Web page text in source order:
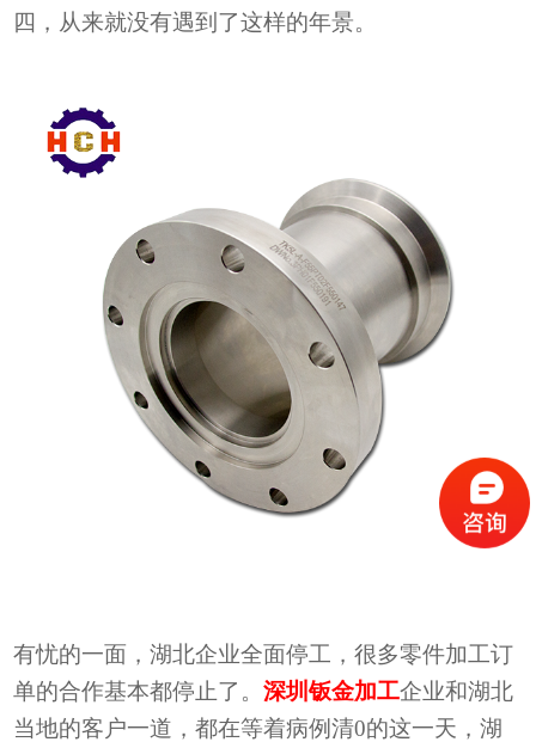
四，从来就没有遇到了这样的年景。
有忧的一面，湖北企业全面停工，很多零件加工订
单的合作基本都停止了。深圳钣金加工企业和湖北
当地的客户一道，都在等着病例清0的这一天，湖